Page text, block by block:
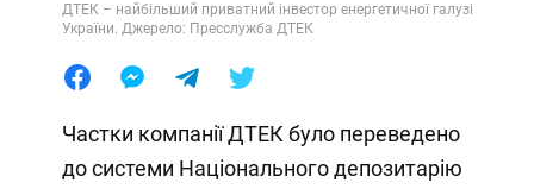
ДТЕК – найбільший приватний інвестор енергетичної галузі
України. Джерело: Пресслужба ДТЕК
Частки компанії ДТЕК було переведено
до системи Національного депозитарію